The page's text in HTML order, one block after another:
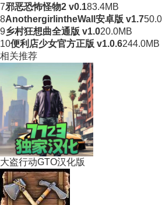
7邪恶恐怖怪物2 v0.183.4MB
8AnothergirlintheWall安卓版 v1.7
9乡村狂想曲全通版 v1.020.0MB
10便利店少女官方正版 v1.0.6244.0MB
相关推荐
大盗行动GTO汉化版